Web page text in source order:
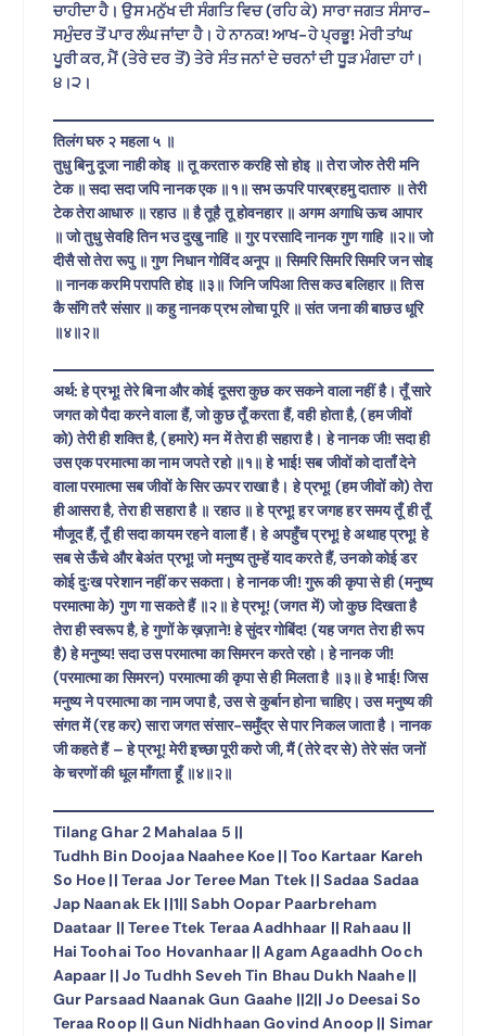
ਚਾਹੀਦਾ ਹੈ। ਉਸ ਮਨੁੱਖ ਦੀ ਸੰਗਤਿ ਵਿਚ (ਰਹਿ ਕੇ) ਸਾਰਾ ਜਗਤ ਸੰਸਾਰ-
ਸਮੁੰਦਰ ਤੋਂ ਪਾਰ ਲੰਘ ਜਾਂਦਾ ਹੈ। ਹੇ ਨਾਨਕ! ਆਖ-ਹੇ ਪ੍ਰਭੂ! ਮੇਰੀ ਤਾਂਘ
ਪੂਰੀ ਕਰ, ਮੈਂ (ਤੇਰੇ ਦਰ ਤੋਂ) ਤੇਰੇ ਸੰਤ ਜਨਾਂ ਦੇ ਚਰਨਾਂ ਦੀ ਧੂੜ ਮੰਗਦਾ ਹਾਂ।
੪।੨।
तिलंग घरु २ महला ५ ॥
तुधु बिनु दूजा नाही कोइ ॥ तू करतारु करहि सो होइ ॥ तेरा जोरु तेरी मनि
टेक ॥ सदा सदा जपि नानक एक ॥१॥ सभ ऊपरि पारब्रहमु दातारु ॥ तेरी
टेक तेरा आधारु ॥ रहाउ ॥ है तूहै तू होवनहार ॥ अगम अगाधि ऊच आपार
॥ जो तुधु सेवहि तिन भउ दुखु नाहि ॥ गुर परसादि नानक गुण गाहि ॥२॥ जो
दीसै सो तेरा रूपु ॥ गुण निधान गोविंद अनूप ॥ सिमरि सिमरि सिमरि जन सोइ
॥ नानक करमि परापति होइ ॥३॥ जिनि जपिआ तिस कउ बलिहार ॥ तिस
कै संगि तरै संसार ॥ कहु नानक प्रभ लोचा पूरि ॥ संत जना की बाछउ धूरि
॥४॥२॥
अर्थ: हे प्रभू! तेरे बिना और कोई दूसरा कुछ कर सकने वाला नहीं है। तूँ सारे
जगत को पैदा करने वाला हैं, जो कुछ तूँ करता हैं, वही होता है, (हम जीवों
को) तेरी ही शक्ति है, (हमारे) मन में तेरा ही सहारा है। हे नानक जी! सदा ही
उस एक परमात्मा का नाम जपते रहो ॥१॥ हे भाई! सब जीवों को दाताँ देने
वाला परमात्मा सब जीवों के सिर ऊपर राखा है। हे प्रभू! (हम जीवों को) तेरा
ही आसरा है, तेरा ही सहारा है ॥ रहाउ ॥ हे प्रभू! हर जगह हर समय तूँ ही तूँ
मौजूद हैं, तूँ ही सदा कायम रहने वाला हैं। हे अपहुँच प्रभू! हे अथाह प्रभू! हे
सब से ऊँचे और बेअंत प्रभू! जो मनुष्य तुम्हें याद करते हैं, उनको कोई डर
कोई दुःख परेशान नहीं कर सकता। हे नानक जी! गुरू की कृपा से ही (मनुष्य
परमात्मा के) गुण गा सकते हैं ॥२॥ हे प्रभू! (जगत में) जो कुछ दिखता है
तेरा ही स्वरूप है, हे गुणों के ख़ज़ाने! हे सुंदर गोबिंद! (यह जगत तेरा ही रूप
है) हे मनुष्य! सदा उस परमात्मा का सिमरन करते रहो। हे नानक जी!
(परमात्मा का सिमरन) परमात्मा की कृपा से ही मिलता है ॥३॥ हे भाई! जिस
मनुष्य ने परमात्मा का नाम जपा है, उस से कुर्बान होना चाहिए। उस मनुष्य की
संगत में (रह कर) सारा जगत संसार-समुँद्र से पार निकल जाता है। नानक
जी कहते हैं – हे प्रभू! मेरी इच्छा पूरी करो जी, मैं (तेरे दर से) तेरे संत जनों
के चरणों की धूल माँगता हूँ ॥४॥२॥
Tilang Ghar 2 Mahalaa 5 ||
Tudhh Bin Doojaa Naahee Koe || Too Kartaar Kareh
So Hoe || Teraa Jor Teree Man Ttek || Sadaa Sadaa
Jap Naanak Ek ||1|| Sabh Oopar Paarbreham
Daataar || Teree Ttek Teraa Aadhhaar || Rahaau ||
Hai Toohai Too Hovanhaar || Agam Agaadhh Ooch
Aapaar || Jo Tudhh Seveh Tin Bhau Dukh Naahe ||
Gur Parsaad Naanak Gun Gaahe ||2|| Jo Deesai So
Teraa Roop || Gun Nidhhaan Govind Anoop || Simar